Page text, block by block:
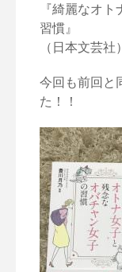
『綺麗なオ
習慣』
（日本文芸社
今回も前回と
た！！